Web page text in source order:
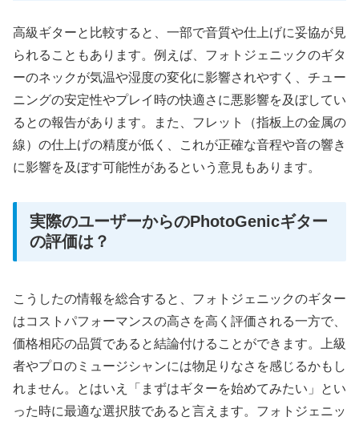
高級ギターと比較すると、一部で音質や仕上げに妥協が見
られることもあります。例えば、フォトジェニックのギタ
ーのネックが気温や湿度の変化に影響されやすく、チュー
ニングの安定性やプレイ時の快適さに悪影響を及ぼしてい
るとの報告があります。また、フレット（指板上の金属の
線）の仕上げの精度が低く、これが正確な音程や音の響き
に影響を及ぼす可能性があるという意見もあります。
実際のユーザーからのPhotoGenicギター
の評価は？
こうしたの情報を総合すると、フォトジェニックのギター
はコストパフォーマンスの高さを高く評価される一方で、
価格相応の品質であると結論付けることができます。上級
者やプロのミュージシャンには物足りなさを感じるかもし
れません。とはいえ「まずはギターを始めてみたい」とい
った時に最適な選択肢であると言えます。フォトジェニッ